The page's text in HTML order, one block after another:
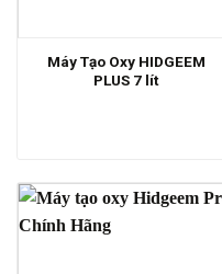
Máy Tạo Oxy HIDGEEM
PLUS 7 lít